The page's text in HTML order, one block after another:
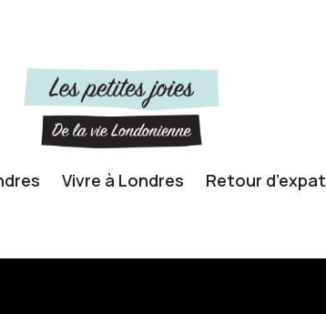
Vivre à Londres Retour d’expat